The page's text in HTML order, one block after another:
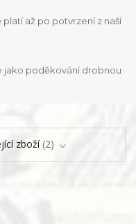
až po potvrzení z naší
jako poděkování drobnou
zboží 2